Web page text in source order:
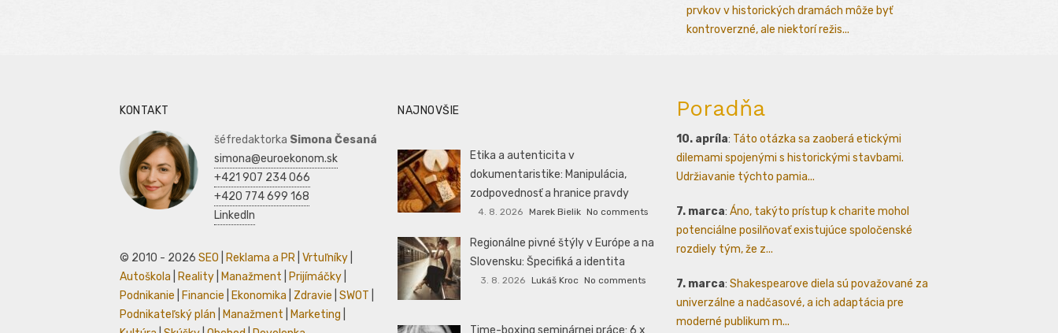
prvkov v historických dramách môže byť
kontroverzné, ale niektorí režis...
KONTAKT
šéfredaktorka Simona Česaná
simona@euroekonom.sk
+421 907 234 066
+420 774 699 168
LinkedIn
© 2010 - 2026 SEO Reklama a PR Vrtuľníky
Autoškola
Reality Manažment Prijímáčky
Podnikanie
Financie Ekonomika Zdravie SWOT
Podnikateľský plán
Manažment Marketing
NAJNOVŠIE
Etika a autenticita v
dokumentaristike: Manipulácia,
zodpovednosť a hranice pravdy
4. 8. 2026 Marek Bielik No comments
Regionálne pivné štýly v Európe a na
Slovensku: Špecifiká a identita
3. 8. 2026 Lukáš Kroc No comments
Poradňa
10. apríla: Táto otázka sa zaoberá etickými
dilemami spojenými s historickými stavbami.
Udržiavanie týchto pamia...
7. marca: Áno, takýto prístup k charite mohol
potenciálne posilňovať existujúce spoločenské
rozdiely tým, že z...
7. marca: Shakespearove diela sú považované za
univerzálne a nadčasové, a ich adaptácia pre
moderné publikum m...